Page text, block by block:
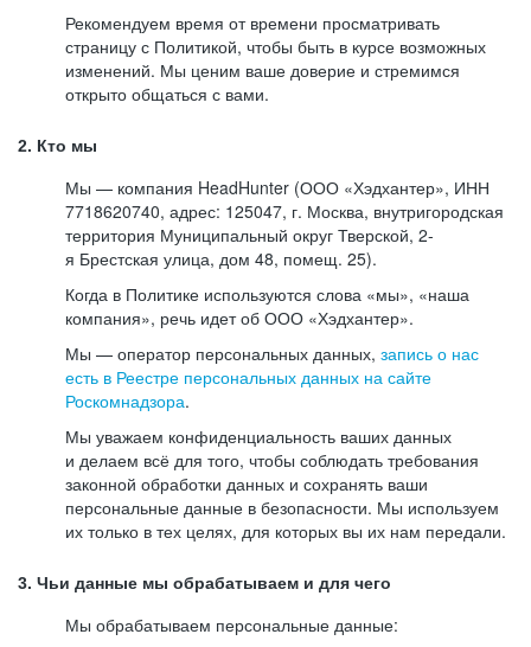
Рекомендуем время от времени просматривать
страницу с Политикой, чтобы быть в курсе возможных
изменений. Мы ценим ваше доверие и стремимся
открыто общаться с вами.
2. Кто мы
Мы — компания HeadHunter (ООО «Хэдхантер», ИНН
7718620740, адрес: 125047, г. Москва, внутригородская
территория Муниципальный округ Тверской, 2-
я Брестская улица, дом 48, помещ. 25).
Когда в Политике используются слова «мы», «наша
компания», речь идет об ООО «Хэдхантер».
Мы — оператор персональных данных, запись о нас
есть в Реестре персональных данных на сайте
Роскомнадзора.
Мы уважаем конфиденциальность ваших данных
и делаем всё для того, чтобы соблюдать требования
законной обработки данных и сохранять ваши
персональные данные в безопасности. Мы используем
их только в тех целях, для которых вы их нам передали.
3. Чьи данные мы обрабатываем и для чего
Мы обрабатываем персональные данные: